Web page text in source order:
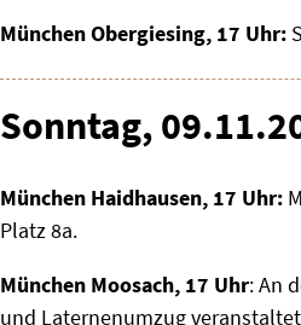
München Obergiesing, 17 Uhr:
Sonntag,
München Haidhausen, 17 Uhr:
Platz 8a.
München Moosach, 17 Uhr: An
und Laternenumzug